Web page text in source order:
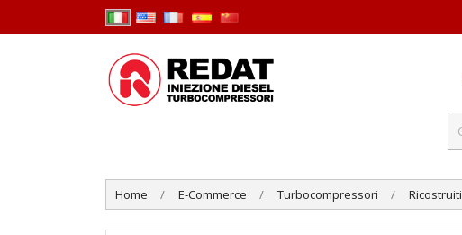
Home E-Commerce Turbocompressori Ricostruiti